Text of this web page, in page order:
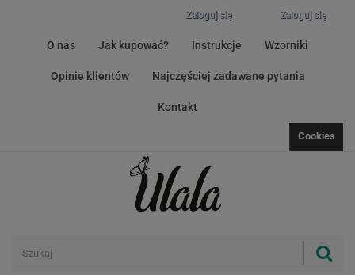
Zaloguj się
Zaloguj się
O nas Jak kupować? Instrukcje Wzorniki
Opinie klientów Najczęściej zadawane pytania
Kontakt
Cookies